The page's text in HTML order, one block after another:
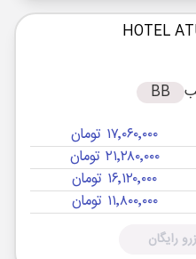
BB
۱۷٬۰۶۰٬۰۰۰ تومان
۲۱٬۲۸۰٬۰۰۰ تومان
۱۶٬۱۲۰٬۰۰۰ تومان
۱۱٬۸۰۰٬۰۰۰ تومان
رایگان